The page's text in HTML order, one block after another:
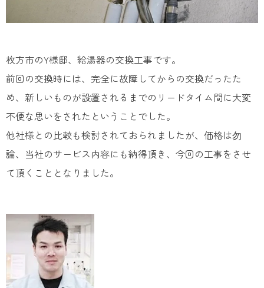
枚方市のY様邸、給湯器の交換工事です。
前回の交換時には、完全に故障してからの交換だったた
め、新しいものが設置されるまでのリードタイム間に大変
不便な思いをされたということでした。
他社様との比較も検討されておられましたが、価格は勿
論、当社のサービス内容にも納得頂き、今回の工事をさせ
て頂くこととなりました。